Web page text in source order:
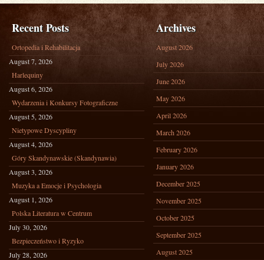
Recent Posts
Ortopedia i Rehabilitacja
August 7, 2026
Harlequiny
August 6, 2026
Wydarzenia i Konkursy Fotograficzne
August 5, 2026
Nietypowe Dyscypliny
August 4, 2026
Góry Skandynawskie (Skandynawia)
August 3, 2026
Muzyka a Emocje i Psychologia
August 1, 2026
Polska Literatura w Centrum
July 30, 2026
Bezpieczeństwo i Ryzyko
July 28, 2026
Archives
August 2026
July 2026
June 2026
May 2026
April 2026
March 2026
February 2026
January 2026
December 2025
November 2025
October 2025
September 2025
August 2025